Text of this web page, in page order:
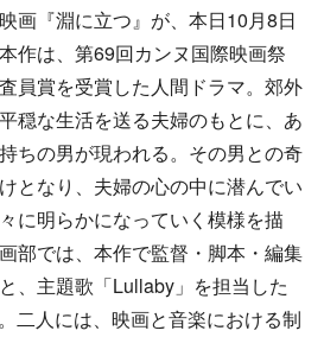
画『淵に立つ』が、本日10月8日
作は、第69回カンヌ国際映画祭
員賞を受賞した人間ドラマ。郊外
穏な生活を送る夫婦のもとに、あ
ちの男が現われる。その男との奇
となり、夫婦の心の中に潜んでい
に明らかになっていく模様を描
部では、本作で監督・脚本・編集
、主題歌「Lullaby」を担当した
二人には、映画と音楽における制